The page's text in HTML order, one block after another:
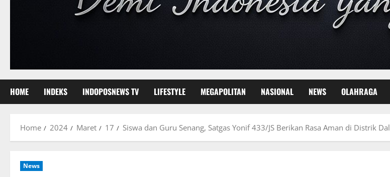
HOME INDEKS INDOPOSNEWS TV LIFESTYLE MEGAPOLITAN NASIONAL NEWS OLAHRAGA
Home 2024 Maret 17 Siswa dan Guru Senang, Satgas Yonif 433/JS Berikan Rasa Aman di Distrik Dal
News